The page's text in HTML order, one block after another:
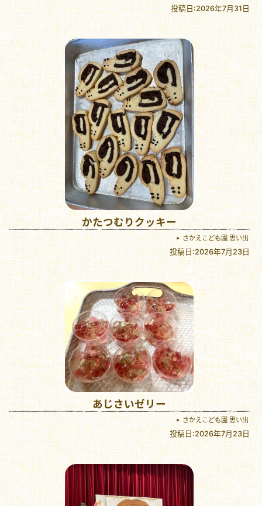
投稿日:2026年7月31日
かたつむりクッキー
さかえこども園 思い出
投稿日:2026年7月23日
あじさいゼリー
さかえこども園 思い出
投稿日:2026年7月23日